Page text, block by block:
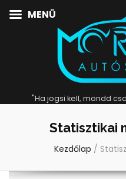
"Ha jogsi kell, mondd
Statisztikai
Kezdőlap /
MENÜ